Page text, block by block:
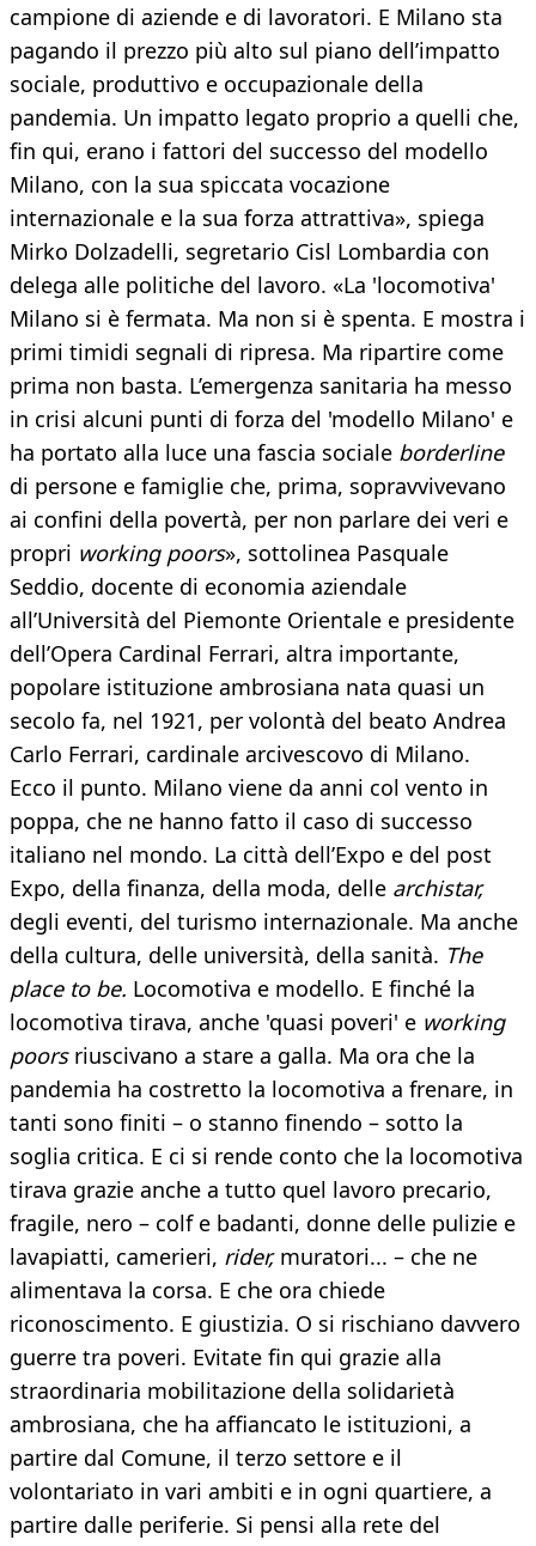
campione di aziende e di lavoratori. E Milano sta
pagando il prezzo più alto sul piano dell’impatto
sociale, produttivo e occupazionale della
pandemia. Un impatto legato proprio a quelli che,
fin qui, erano i fattori del successo del modello
Milano, con la sua spiccata vocazione
internazionale e la sua forza attrattiva», spiega
Mirko Dolzadelli, segretario Cisl Lombardia con
delega alle politiche del lavoro. «La 'locomotiva'
Milano si è fermata. Ma non si è spenta. E mostra i
primi timidi segnali di ripresa. Ma ripartire come
prima non basta. L’emergenza sanitaria ha messo
in crisi alcuni punti di forza del 'modello Milano' e
ha portato alla luce una fascia sociale borderline
di persone e famiglie che, prima, sopravvivevano
ai confini della povertà, per non parlare dei veri e
propri working poors», sottolinea Pasquale
Seddio, docente di economia aziendale
all’Università del Piemonte Orientale e presidente
dell’Opera Cardinal Ferrari, altra importante,
popolare istituzione ambrosiana nata quasi un
secolo fa, nel 1921, per volontà del beato Andrea
Carlo Ferrari, cardinale arcivescovo di Milano.
Ecco il punto. Milano viene da anni col vento in
poppa, che ne hanno fatto il caso di successo
italiano nel mondo. La città dell’Expo e del post
Expo, della finanza, della moda, delle archistar,
degli eventi, del turismo internazionale. Ma anche
della cultura, delle università, della sanità. The
place to be. Locomotiva e modello. E finché la
locomotiva tirava, anche 'quasi poveri' e working
poorsriuscivano a stare a galla. Ma ora che la
pandemia ha costretto la locomotiva a frenare, in
tanti sono finiti – o stanno finendo – sotto la
soglia critica. E ci si rende conto che la locomotiva
tirava grazie anche a tutto quel lavoro precario,
fragile, nero – colf e badanti, donne delle pulizie e
lavapiatti, camerieri, rider,muratori... – che ne
alimentava la corsa. E che ora chiede
riconoscimento. E giustizia. O si rischiano davvero
guerre tra poveri. Evitate fin qui grazie alla
straordinaria mobilitazione della solidarietà
ambrosiana, che ha affiancato le istituzioni, a
partire dal Comune, il terzo settore e il
volontariato in vari ambiti e in ogni quartiere, a
partire dalle periferie. Si pensi alla rete del